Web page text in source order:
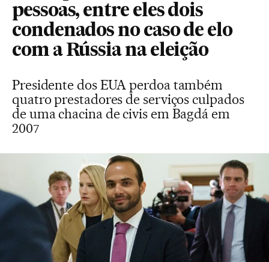
pessoas, entre eles dois
condenados no caso de elo
com a Rússia na eleição
Presidente dos EUA perdoa também
quatro prestadores de serviços culpados
de uma chacina de civis em Bagdá em
2007